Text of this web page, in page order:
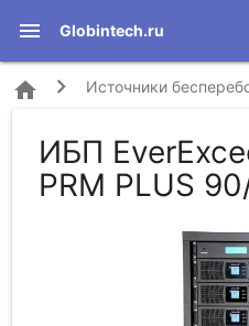
menu Globintech.ru
home Источники
EverExceed PRM Plus
ИБП
PRM PLUS